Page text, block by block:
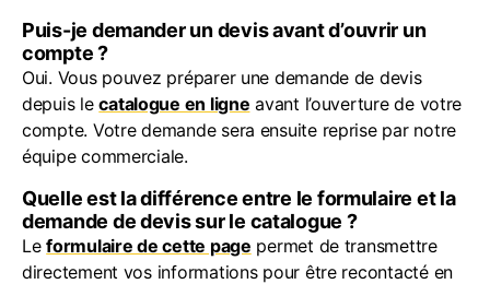
Puis-je demander un devis avant d’ouvrir un
compte ?
Oui. Vous pouvez préparer une demande de devis
depuis lecatalogue en ligne avant l’ouverture de votre
compte. Votre demande sera ensuite reprise par notre
équipe commerciale.
Quelle est la différence entre le formulaire et la
demande de devis sur le catalogue ?
Leformulaire de cette page permet de transmettre
directement vos informations pour être recontacté en